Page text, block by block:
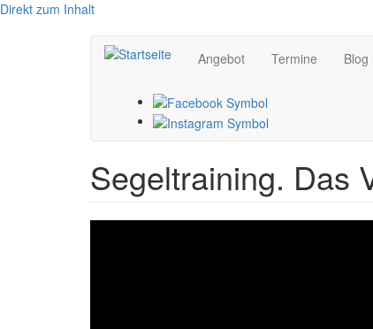
Direkt zum Inhalt
Angebot Termine Blog
Segeltraining. Das